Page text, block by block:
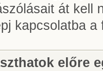
át kell
kapcsolatba
előre